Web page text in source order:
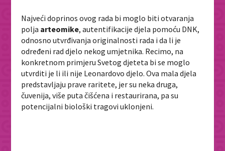
Najveći doprinos ovog rada bi moglo biti otvaranja
polja arteomike, autentifikacije djela pomoću DNK,
odnosno utvrđivanja originalnosti rada i da li je
određeni rad djelo nekog umjetnika. Recimo, na
konkretnom primjeru Svetog djeteta bi se moglo
utvrditi je li ili nije Leonardovo djelo. Ova mala djela
predstavljaju prave raritete, jer su neka druga,
čuvenija, više puta čišćena i restaurirana, pa su
potencijalni biološki tragovi uklonjeni.